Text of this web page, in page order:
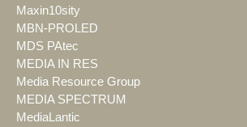
Maxin10sity
MBN-PROLED
MDS PAtec
MEDIA IN RES
Media Resource Group
MEDIA SPECTRUM
MediaLantic